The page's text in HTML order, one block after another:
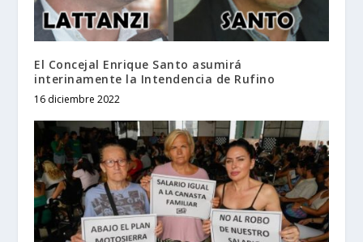
El Concejal Enrique Santo asumirá
interinamente la Intendencia de Rufino
16 diciembre 2022